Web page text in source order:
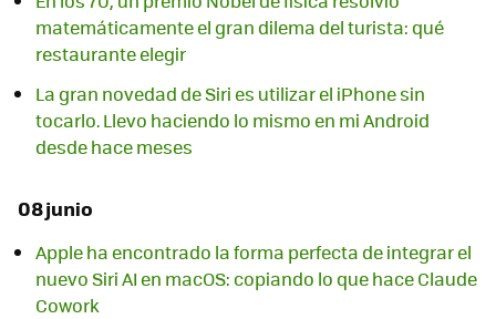
matemáticamente el gran dilema del turista: qué
restaurante elegir
La gran novedad de Siri es utilizar el iPhone sin
tocarlo. Llevo haciendo lo mismo en mi Android
desde hace meses
08 junio
Apple ha encontrado la forma perfecta de integrar el
nuevo Siri AI en macOS: copiando lo que hace Claude
Cowork